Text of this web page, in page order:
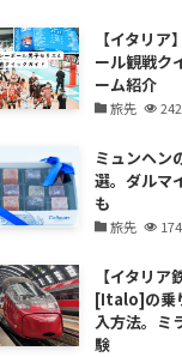
【イタリ
ール観戦ク
ーム紹介
旅先
ミュンヘン
選。ダルマ
も
旅先
【イタリア
[Italo]の乗
入方法。ミ
験